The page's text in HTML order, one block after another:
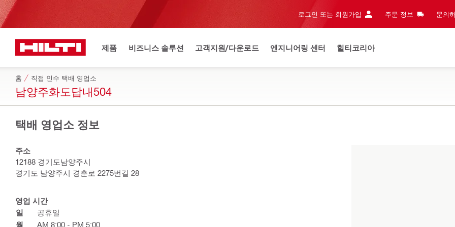
로그인 또는 회원가입 주문 정보 문의
제품 비즈니스 솔루션 고객지원/다운로드 엔지니어링 센터 힐티코리아
홈 직접 인수 택배 영업소
남양주화도답내504
택배 영업소 정보
주소
12188 경기도남양주시
경기도 남양주시 경춘로 2275번길 28
영업 시간
일
공휴일
월
AM 8:00 - PM 5:00